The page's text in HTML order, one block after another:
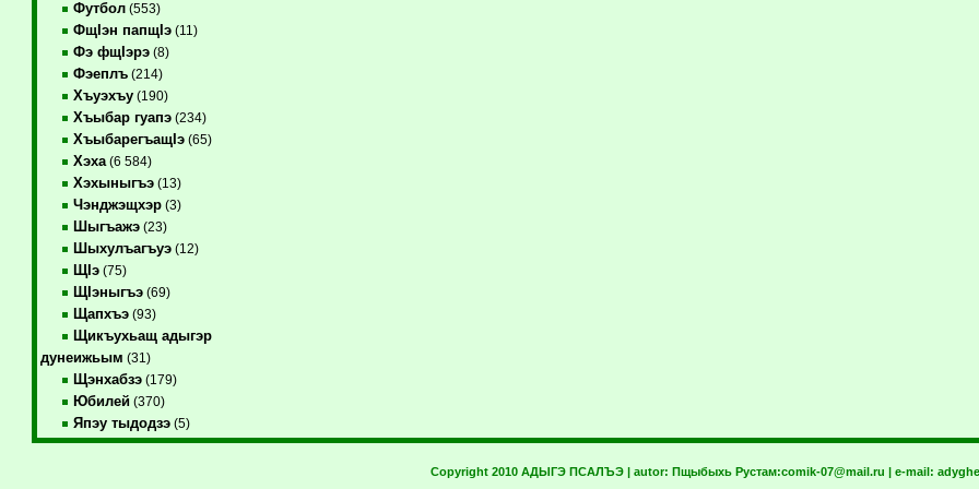
Футбол(553)
ФщIэн папщIэ(11)
Фэ фщIэрэ(8)
Фэеплъ(214)
Хъуэхъу(190)
Хъыбар гуапэ(234)
ХъыбарегъащIэ(65)
Хэха(6 584)
Хэхыныгъэ(13)
Чэнджэщхэр(3)
Шыгъажэ(23)
Шыхулъагъуэ(12)
ЩIэ(75)
ЩIэныгъэ(69)
Щапхъэ(93)
Щикъухьащ адыгэр
дунеижьым (31)
Щэнхабзэ(179)
Юбилей(370)
Япэу тыдодзэ(5)
Copyright 2010 АДЫГЭ ПСАЛЪЭ | autor: Пщыбыхь Рустам:comik-07@mail.ru | e-mail: